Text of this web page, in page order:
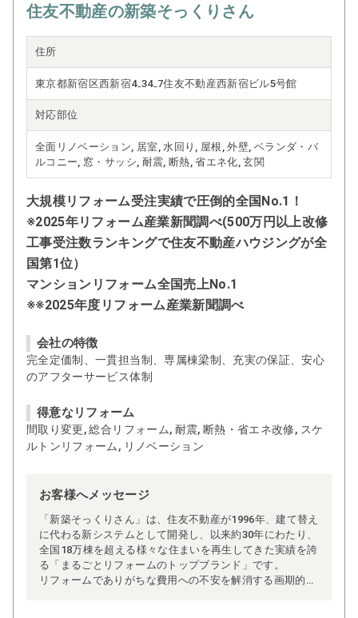
住友不動産の新築そっくりさん
住所
東京都新宿区西新宿4₋34₋7住友不動産西新宿ビル5号館
対応部位
全面リノベーション, 居室, 水回り, 屋根, 外壁, ベランダ・バ
ルコニー, 窓・サッシ, 耐震, 断熱, 省エネ化, 玄関
大規模リフォーム受注実績で圧倒的全国No.1！
※2025年リフォーム産業新聞調べ(500万円以上改修
工事受注数ランキングで住友不動産ハウジングが全
国第1位）
マンションリフォーム全国売上No.1
※※2025年度リフォーム産業新聞調べ
会社の特徴
完全定価制、一貫担当制、専属棟梁制、充実の保証、安心
のアフターサービス体制
得意なリフォーム
間取り変更, 総合リフォーム, 耐震, 断熱・省エネ改修, スケ
ルトンリフォーム, リノベーション
お客様へメッセージ
「新築そっくりさん」は、住友不動産が1996年、建て替え
に代わる新システムとして開発し、以来約30年にわたり、
全国18万棟を超える様々な住まいを再生してきた実績を誇
る「まるごとリフォームのトップブランド」です。
リフォームでありがちな費用への不安を解消する画期的な